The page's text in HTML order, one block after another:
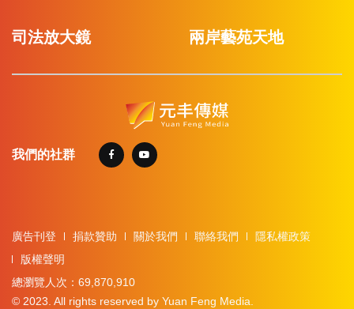
司法放大鏡 兩岸藝苑天地
我們的社群
廣告刊登 捐款贊助 關於我們 聯絡我們
隱私權政策
版權聲明
總瀏覽人次：69,870,910
© 2023. All rights reserved by Yuan Feng Media.